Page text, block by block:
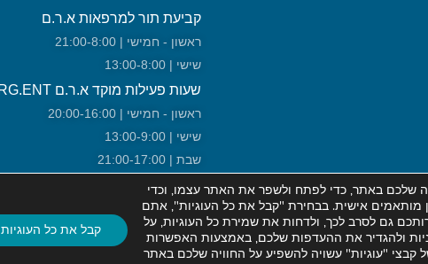
קביעת תור למרפאות א.ר.ם
ראשון - חמישי | 21:00-8:00
שישי | 13:00-8:00
שעות פעילות מוקד א.ר.ם URG.ENT!
ראשון - חמישי | 20:00-16:00
שישי | 13:00-9:00
שבת | 21:00-17:00
שלכם באתר, כדי לפתח ולשפר את האתר עצמו, וכדי
מותאמים אישית. בבחירת "קבל את כל העוגיות", אתם
גם לסרב לכך, ולדחות את שמירת כל העוגיות, על
ולהגדיר את ההעדפות שלכם, באמצעות האפשרות
"עוגיות" עשויה להשפיע על החוויה שלכם באתר
קבל את כל העוגיות